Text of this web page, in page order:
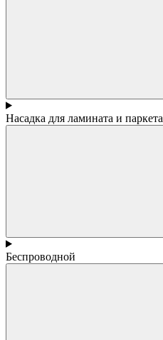
Насадка для ламината и паркета
Беспроводной